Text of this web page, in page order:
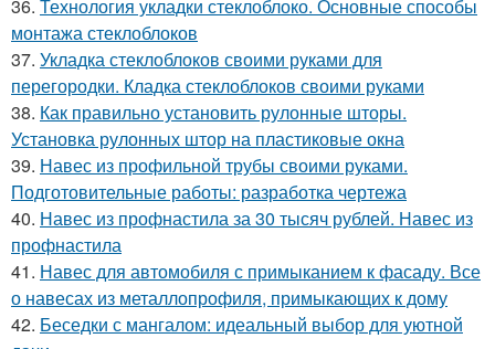
36. Технология укладки стеклоблоко. Основные способы
монтажа стеклоблоков
37. Укладка стеклоблоков своими руками для
перегородки. Кладка стеклоблоков своими руками
38. Как правильно установить рулонные шторы.
Установка рулонных штор на пластиковые окна
39. Навес из профильной трубы своими руками.
Подготовительные работы: разработка чертежа
40. Навес из профнастила за 30 тысяч рублей. Навес из
профнастила
41. Навес для автомобиля с примыканием к фасаду. Все
о навесах из металлопрофиля, примыкающих к дому
42. Беседки с мангалом: идеальный выбор для уютной